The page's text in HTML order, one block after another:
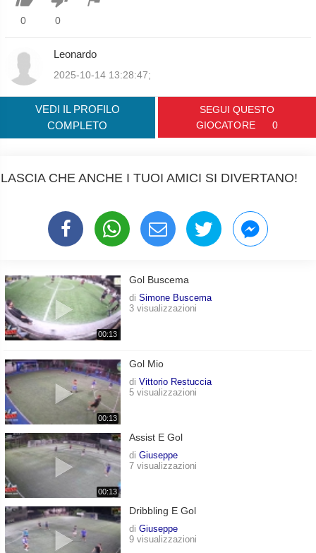
0 0
Leonardo
2025-10-14 13:28:47;
VEDI IL PROFILO
COMPLETO
SEGUI QUESTO
GIOCATORE
0
LASCIA CHE ANCHE I TUOI AMICI SI DIVERTANO!
00:13
Gol Buscema
di Simone Buscema
3 visualizzazioni
00:13
Gol Mio
di Vittorio Restuccia
5 visualizzazioni
00:13
Assist E Gol
di Giuseppe
7 visualizzazioni
Dribbling E Gol
di Giuseppe
9 visualizzazioni